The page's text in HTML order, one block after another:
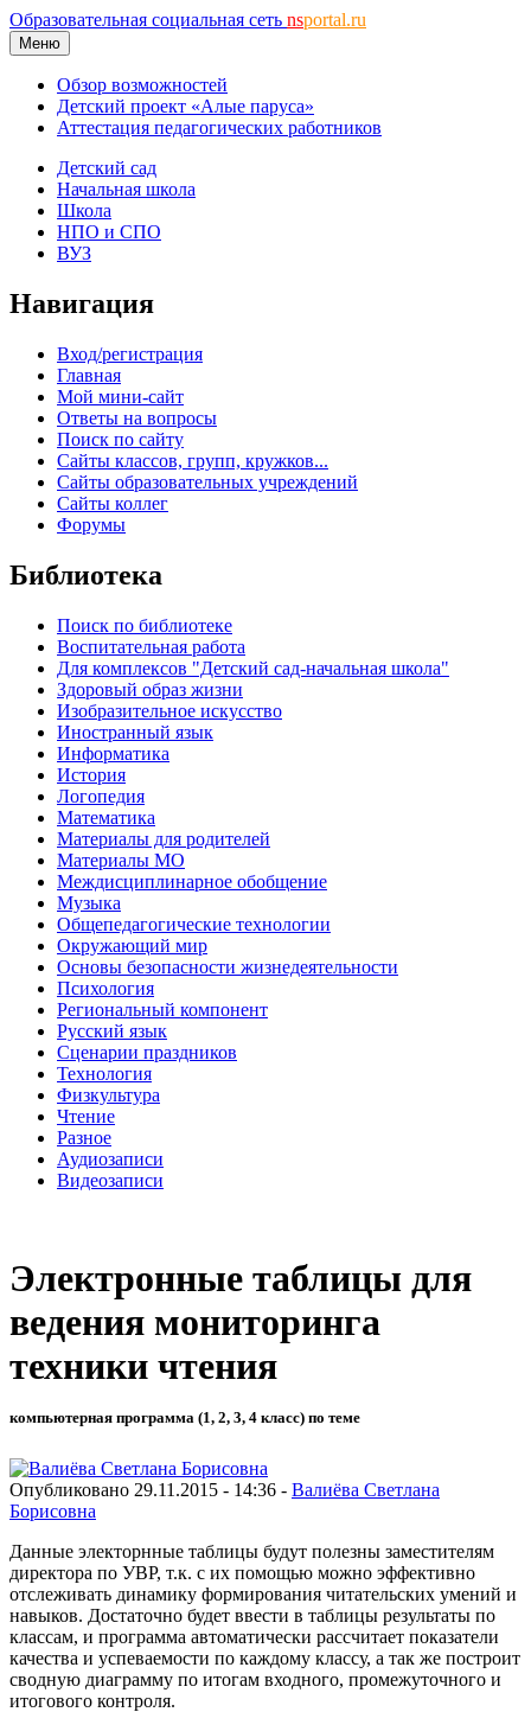
Образовательная социальная сеть nsportal.ru
Меню
Обзор возможностей
Детский проект «Алые паруса»
Аттестация педагогических работников
Детский сад
Начальная школа
Школа
НПО и СПО
ВУЗ
Навигация
Вход/регистрация
Главная
Мой мини-сайт
Ответы на вопросы
Поиск по сайту
Сайты классов, групп, кружков...
Сайты образовательных учреждений
Сайты коллег
Форумы
Библиотека
Поиск по библиотеке
Воспитательная работа
Для комплексов "Детский сад-начальная школа"
Здоровый образ жизни
Изобразительное искусство
Иностранный язык
Информатика
История
Логопедия
Математика
Материалы для родителей
Материалы МО
Междисциплинарное обобщение
Музыка
Общепедагогические технологии
Окружающий мир
Основы безопасности жизнедеятельности
Психология
Региональный компонент
Русский язык
Сценарии праздников
Технология
Физкультура
Чтение
Разное
Аудиозаписи
Видеозаписи
Электронные таблицы для
ведения мониторинга
техники чтения
компьютерная программа (1, 2, 3, 4 класс) по теме
Опубликовано 29.11.2015 - 14:36 - Валиёва Светлана
Борисовна
Данные электорнные таблицы будут полезны заместителям
директора по УВР, т.к. с их помощью можно эффективно
отслеживать динамику формирования читательских умений и
навыков. Достаточно будет ввести в таблицы результаты по
классам, и программа автоматически рассчитает показатели
качества и успеваемости по каждому классу, а так же построит
сводную диаграмму по итогам входного, промежуточного и
итогового контроля.